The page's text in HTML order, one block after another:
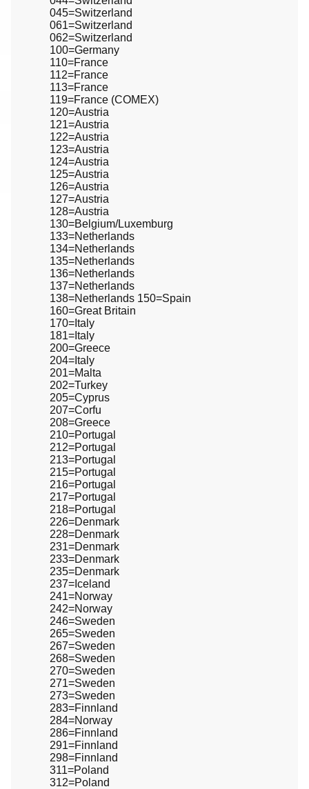
045=Switzerland
061=Switzerland
062=Switzerland
100=Germany
110=France
112=France
113=France
119=France (COMEX)
120=Austria
121=Austria
122=Austria
123=Austria
124=Austria
125=Austria
126=Austria
127=Austria
128=Austria
130=Belgium/Luxemburg
133=Netherlands
134=Netherlands
135=Netherlands
136=Netherlands
137=Netherlands
138=Netherlands 150=Spain
160=Great Britain
170=Italy
181=Italy
200=Greece
204=Italy
201=Malta
202=Turkey
205=Cyprus
207=Corfu
208=Greece
210=Portugal
212=Portugal
213=Portugal
215=Portugal
216=Portugal
217=Portugal
218=Portugal
226=Denmark
228=Denmark
231=Denmark
233=Denmark
235=Denmark
237=Iceland
241=Norway
242=Norway
246=Sweden
265=Sweden
267=Sweden
268=Sweden
270=Sweden
271=Sweden
273=Sweden
283=Finnland
284=Norway
286=Finnland
291=Finnland
298=Finnland
311=Poland
312=Poland